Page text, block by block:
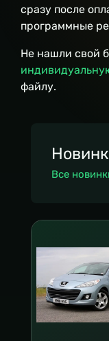
сразу после
программные
Не нашли свой
файлу.
Все